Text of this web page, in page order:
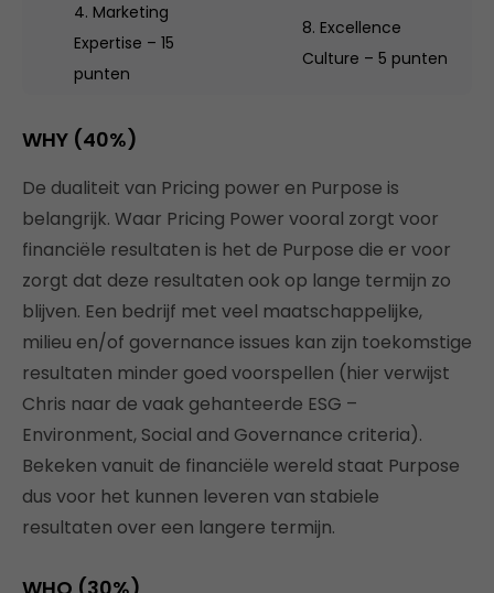
4. Marketing
Expertise – 15
punten
8. Excellence
Culture – 5 punten
WHY (40%)
De dualiteit van Pricing power en Purpose is
belangrijk. Waar Pricing Power vooral zorgt voor
financiële resultaten is het de Purpose die er voor
zorgt dat deze resultaten ook op lange termijn zo
blijven. Een bedrijf met veel maatschappelijke,
milieu en/of governance issues kan zijn toekomstige
resultaten minder goed voorspellen (hier verwijst
Chris naar de vaak gehanteerde ESG –
Environment, Social and Governance criteria).
Bekeken vanuit de financiële wereld staat Purpose
dus voor het kunnen leveren van stabiele
resultaten over een langere termijn.